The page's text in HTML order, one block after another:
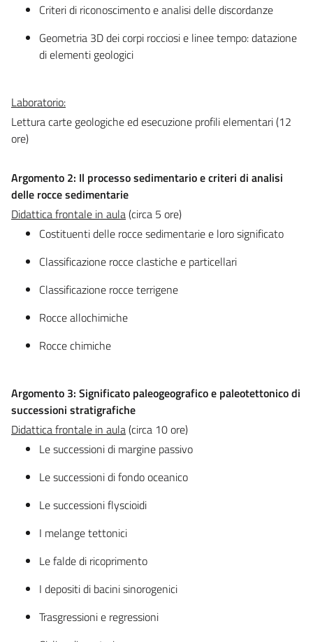
Criteri di riconoscimento e analisi delle discordanze
Geometria 3D dei corpi rocciosi e linee tempo: datazione
di elementi geologici
Laboratorio:
Lettura carte geologiche ed esecuzione profili elementari (12
ore)
Argomento 2: Il processo sedimentario e criteri di analisi
delle rocce sedimentarie
Didattica frontale in aula(circa 5 ore)
Costituenti delle rocce sedimentarie e loro significato
Classificazione rocce clastiche e particellari
Classificazione rocce terrigene
Rocce allochimiche
Rocce chimiche
Argomento 3: Significato paleogeografico e paleotettonico di
successioni stratigrafiche
Didattica frontale in aula(circa 10 ore)
Le successioni di margine passivo
Le successioni di fondo oceanico
Le successioni flyscioidi
I melange tettonici
Le falde di ricoprimento
I depositi di bacini sinorogenici
Trasgressioni e regressioni